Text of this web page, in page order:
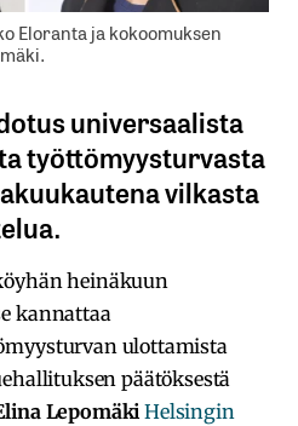
Eloranta ja kokoomuksen
universaalista
työttömyysturvasta
vilkasta
heinäkuun
kannattaa
ulottamista
päätöksestä
Lepomäki Helsingin